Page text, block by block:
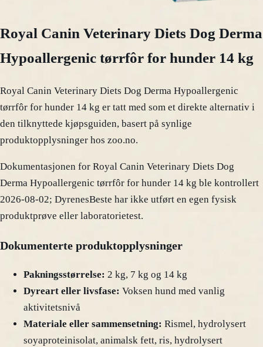
Royal Canin Veterinary Diets Dog Derma
Hypoallergenic tørrfôr for hunder 14 kg
Royal Canin Veterinary Diets Dog Derma Hypoallergenic
tørrfôr for hunder 14 kg er tatt med som et direkte alternativ i
den tilknyttede kjøpsguiden, basert på synlige
produktopplysninger hos zoo.no.
Dokumentasjonen for Royal Canin Veterinary Diets Dog
Derma Hypoallergenic tørrfôr for hunder 14 kg ble kontrollert
2026-08-02; DyrenesBeste har ikke utført en egen fysisk
produktprøve eller laboratorietest.
Dokumenterte produktopplysninger
Pakningsstørrelse: 2 kg, 7 kg og 14 kg
Dyreart eller livsfase: Voksen hund med vanlig
aktivitetsnivå
Materiale eller sammensetning: Rismel, hydrolysert
soyaproteinisolat, animalsk fett, ris, hydrolysert